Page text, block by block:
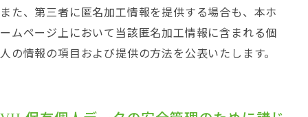
また、第三者に匿名加工情報を提供する場合も、本ホ
ームページ上において当該匿名加工情報に含まれる個
人の情報の項目および提供の方法を公表いたします。